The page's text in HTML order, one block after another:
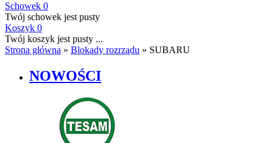
Schowek 0
Twój schowek jest pusty
Koszyk 0
Twój koszyk jest pusty ...
Strona główna » Blokady rozrządu » SUBARU
NOWOŚCI